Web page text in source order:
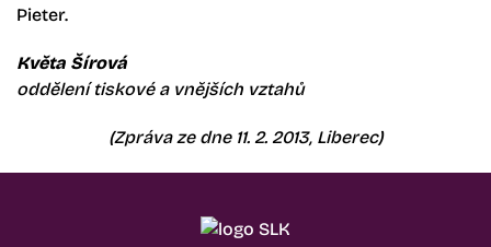
Pieter.
Květa Šírová
oddělení tiskové a vnějších vztahů
(Zpráva ze dne 11. 2. 2013, Liberec)